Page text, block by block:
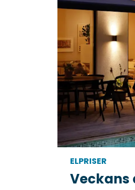
ELPRISER
Veckans